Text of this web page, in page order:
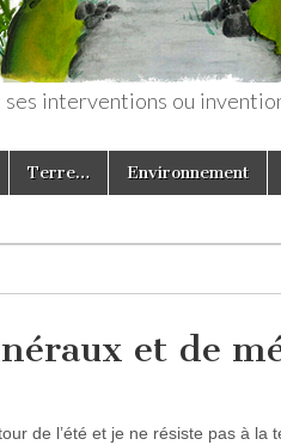
interventions ou
Terre… Environnement
et de
de l’été et je ne résiste pas à